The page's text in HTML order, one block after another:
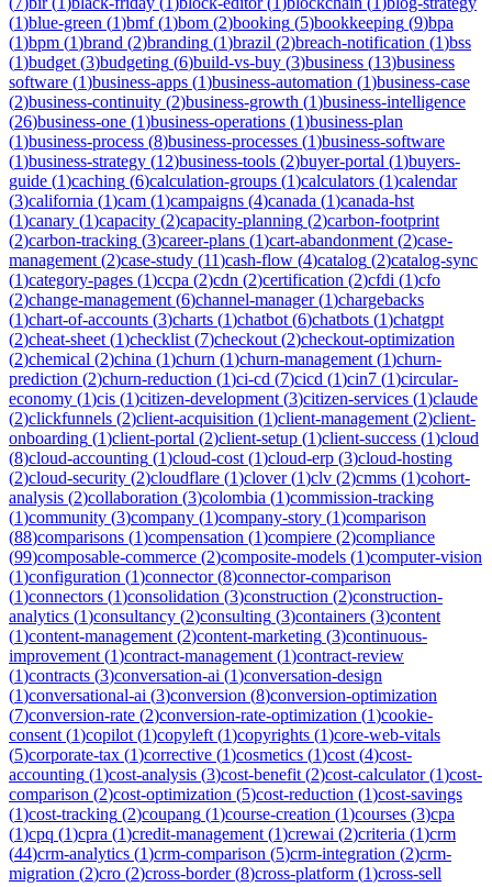
(1)blue-green (1)bmf(1)bom (2)booking (5)bookkeeping (9)bpa
(1)bpm (1)brand (2)branding (1)brazil (2)breach-notification (1)bss
(1)budget (3)budgeting (6)build-vs-buy (3)business (13)business
software (1)business-apps (1)business-automation (1)business-case
(2)business-continuity (2)business-growth (1)business-intelligence
(26)business-one (1)business-operations (1)business-plan
(1)business-process (8)business-processes (1)business-software
(1)business-strategy (12)business-tools (2)buyer-portal (1)buyers-
guide (1)caching (6)calculation-groups (1)calculators (1)calendar
(3)california (1)cam (1)campaigns (4)canada (1)canada-hst
(1)canary (1)capacity (2)capacity-planning (2)carbon-footprint
(2)carbon-tracking (3)career-plans (1)cart-abandonment (2)case-
management (2)case-study (11)cash-flow (4)catalog (2)catalog-sync
(1)category-pages (1)ccpa (2)cdn (2)certification (2)cfdi (1)cfo
(2)change-management (6)channel-manager(1)chargebacks
(1)chart-of-accounts (3)charts (1)chatbot (6)chatbots (1)chatgpt
(2)cheat-sheet (1)checklist (7)checkout (2)checkout-optimization
(2)chemical (2)china (1)churn (1)churn-management (1)churn-
prediction (2)churn-reduction (1)ci-cd (7)cicd (1)cin7 (1)circular-
economy (1)cis (1)citizen-development (3)citizen-services (1)claude
(2)clickfunnels (2)client-acquisition (1)client-management (2)client-
onboarding (1)client-portal (2)client-setup (1)client-success (1)cloud
(8)cloud-accounting (1)cloud-cost (1)cloud-erp (3)cloud-hosting
(2)cloud-security (2)cloudflare (1)clover(1)clv (2)cmms (1)cohort-
analysis (2)collaboration (3)colombia (1)commission-tracking
(1)community (3)company (1)company-story (1)comparison
(88)comparisons (1)compensation (1)compiere (2)compliance
(99)composable-commerce (2)composite-models (1)computer-vision
(1)configuration (1)connector(8)connector-comparison
(1)connectors (1)consolidation (3)construction (2)construction-
analytics (1)consultancy (2)consulting (3)containers (3)content
(1)content-management (2)content-marketing (3)continuous-
improvement (1)contract-management (1)contract-review
(1)contracts (3)conversation-ai (1)conversation-design
(1)conversational-ai (3)conversion (8)conversion-optimization
(7)conversion-rate (2)conversion-rate-optimization (1)cookie-
consent (1)copilot (1)copyleft (1)copyrights (1)core-web-vitals
(5)corporate-tax (1)corrective (1)cosmetics (1)cost (4)cost-
accounting (1)cost-analysis (3)cost-benefit (2)cost-calculator(1)cost-
comparison (2)cost-optimization (5)cost-reduction (1)cost-savings
(1)cost-tracking (2)coupang (1)course-creation (1)courses (3)cpa
(1)cpq (1)cpra (1)credit-management (1)crewai (2)criteria (1)crm
(44)crm-analytics (1)crm-comparison (5)crm-integration (2)crm-
migration (2)cro (2)cross-border(8)cross-platform (1)cross-sell